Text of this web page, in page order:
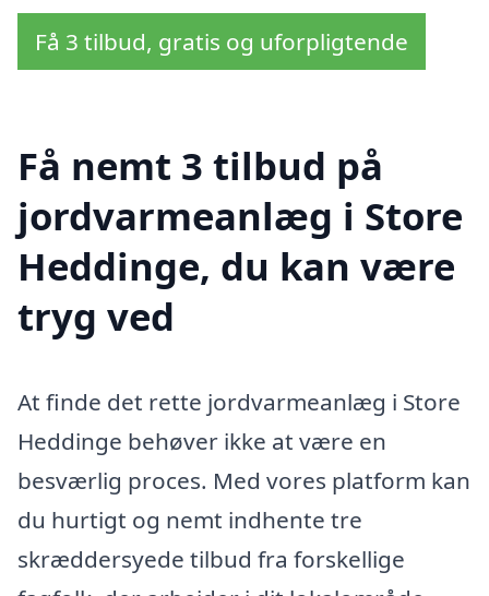
Få 3 tilbud, gratis og uforpligtende
Få nemt 3 tilbud på
jordvarmeanlæg i Store
Heddinge, du kan være
tryg ved
At finde det rette jordvarmeanlæg i Store
Heddinge behøver ikke at være en
besværlig proces. Med vores platform kan
du hurtigt og nemt indhente tre
skræddersyede tilbud fra forskellige